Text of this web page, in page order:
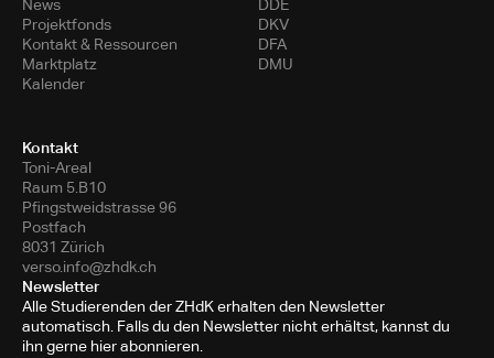
News
Projektfonds
Kontakt & Ressourcen
Marktplatz
Kalender
DDE
DKV
DFA
DMU
Kontakt
Toni-Areal
Raum 5.B10
Pfingstweidstrasse 96
Postfach
8031 Zürich
verso.info@zhdk.ch
Newsletter
Alle Studierenden der ZHdK erhalten den Newsletter
automatisch. Falls du den Newsletter nicht erhältst, kannst du
ihn gerne hier abonnieren.